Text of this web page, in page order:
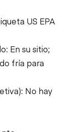
US EPA
En su sitio;
fría para
No hay